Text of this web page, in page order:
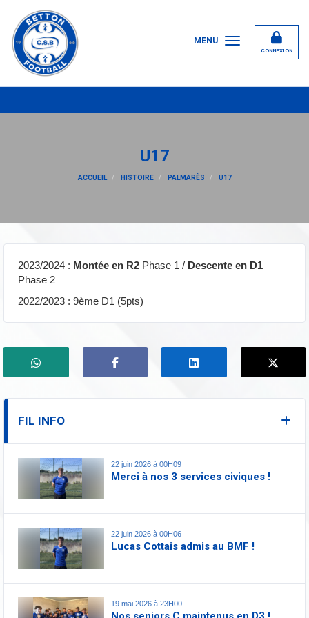
CONNEXION
MENU
U17
ACCUEIL HISTOIRE PALMARÈS U17
2023/2024 : Montée en R2 Phase 1 / Descente en D1
Phase 2
2022/2023 : 9ème D1 (5pts)
FIL INFO
22 juin 2026 à 00H09
Merci à nos 3 services civiques !
22 juin 2026 à 00H06
Lucas Cottais admis au BMF !
19 mai 2026 à 23H00
Panneau de gestion des cookies